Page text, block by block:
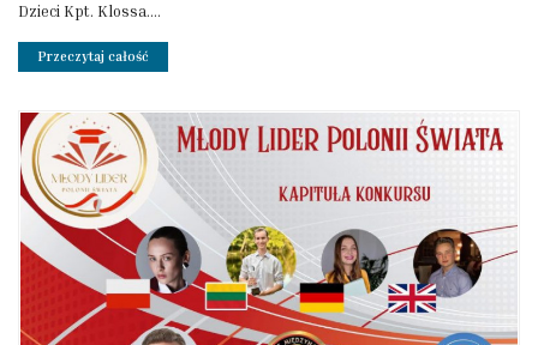
Dzieci Kpt. Klossa....
Przeczytaj całość